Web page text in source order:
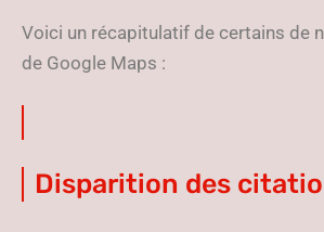
Voici un récapitulatif de certains de
de Google Maps :
Disparition des